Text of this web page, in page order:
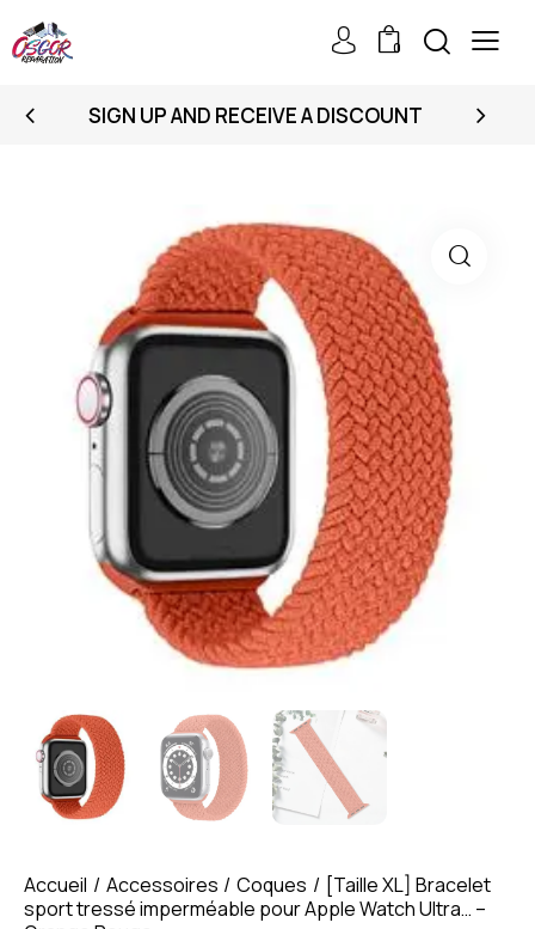
0
SIGN UP AND RECEIVE A DISCOUNT
Accueil Accessoires Coques
[Taille XL] Bracelet
sport tressé imperméable pour Apple Watch Ultra… –